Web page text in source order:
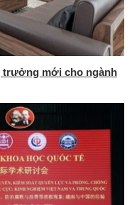
mới cho ngành